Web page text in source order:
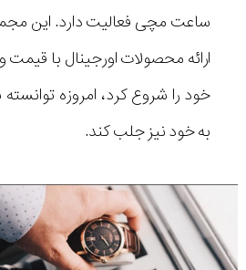
ساعت مچی فعالیت دارد. این
ارائه محصولات اورجینال با
خود را شروع کرد، امروزه
به خود نیز جلب کند.